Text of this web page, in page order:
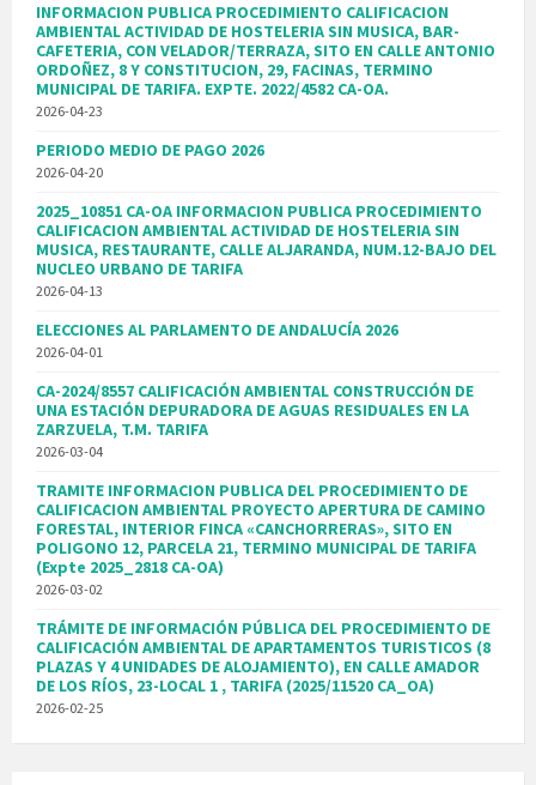
INFORMACION PUBLICA PROCEDIMIENTO CALIFICACION
AMBIENTAL ACTIVIDAD DE HOSTELERIA SIN MUSICA, BAR-
CAFETERIA, CON VELADOR/TERRAZA, SITO EN CALLE ANTONIO
ORDOÑEZ, 8 Y CONSTITUCION, 29, FACINAS, TERMINO
MUNICIPAL DE TARIFA. EXPTE. 2022/4582 CA-OA.
2026-04-23
PERIODO MEDIO DE PAGO 2026
2026-04-20
2025_10851 CA-OA INFORMACION PUBLICA PROCEDIMIENTO
CALIFICACION AMBIENTAL ACTIVIDAD DE HOSTELERIA SIN
MUSICA, RESTAURANTE, CALLE ALJARANDA, NUM.12-BAJO DEL
NUCLEO URBANO DE TARIFA
2026-04-13
ELECCIONES AL PARLAMENTO DE ANDALUCÍA 2026
2026-04-01
CA-2024/8557 CALIFICACIÓN AMBIENTAL CONSTRUCCIÓN DE
UNA ESTACIÓN DEPURADORA DE AGUAS RESIDUALES EN LA
ZARZUELA, T.M. TARIFA
2026-03-04
TRAMITE INFORMACION PUBLICA DEL PROCEDIMIENTO DE
CALIFICACION AMBIENTAL PROYECTO APERTURA DE CAMINO
FORESTAL, INTERIOR FINCA «CANCHORRERAS», SITO EN
POLIGONO 12, PARCELA 21, TERMINO MUNICIPAL DE TARIFA
(Expte 2025_2818 CA-OA)
2026-03-02
TRÁMITE DE INFORMACIÓN PÚBLICA DEL PROCEDIMIENTO DE
CALIFICACIÓN AMBIENTAL DE APARTAMENTOS TURISTICOS (8
PLAZAS Y 4 UNIDADES DE ALOJAMIENTO), EN CALLE AMADOR
DE LOS RÍOS, 23-LOCAL 1 , TARIFA (2025/11520 CA_OA)
2026-02-25